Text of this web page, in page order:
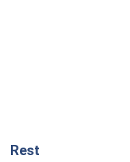
Rest